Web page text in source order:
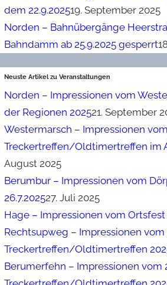
dem 22.9.202519. September 2025
Norden – Bahnübergänge
Bahndamm ab 25.9.2025 gesperrt
Neuste Artikel zu Veranstaltungen
Norden – Impressionen vom
der Regionen 202521. September
Westermarsch – Impressionen vom
Treckertreffen/Oldtimertreffen im
August 2025
Berumbur – Impressionen vom
26.7.202527. Juli 2025
Hage – Impressionen vom Ortsfest
Rechtsupweg – Impressionen vom
Treckertreffen/Oldtimertreffen
Berumerfehn – Impressionen vom